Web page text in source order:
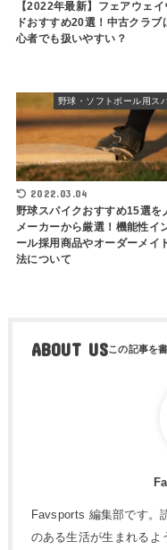
【2022年最新】フェアウェイ
ドおすすめ20選！中古クラブ
心者でも扱いやすい？
野球・ソフトボール用ス
2022.03.04
野球スパイクおすすめ15選を
メーカーから厳選！機能性イ
ール採用商品やオーダーメイ
法について
ABOUT US
Favsports 編集部です。
のある生活が生まれるよ